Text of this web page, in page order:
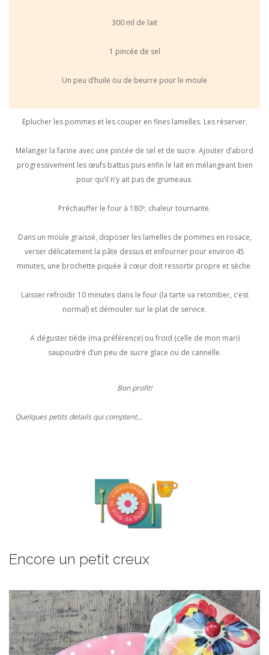
300 ml de lait
1 pincée de sel
Un peu d’huile ou de beurre pour le moule
Eplucher les pommes et les couper en fines lamelles. Les réserver.
Mélanger la farine avec une pincée de sel et de sucre. Ajouter d’abord
progressivement les œufs battus puis enfin le lait en mélangeant bien
pour qu’il n’y ait pas de grumeaux.
Préchauffer le four à 180º, chaleur tournante.
Dans un moule graissé, disposer les lamelles de pommes en rosace,
verser délicatement la pâte dessus et enfourner pour environ 45
minutes, une brochette piquée à cœur doit ressortir propre et sèche.
Laisser refroidir 10 minutes dans le four (la tarte va retomber, c’est
normal) et démouler sur le plat de service.
A déguster tiède (ma préférence) ou froid (celle de mon mari)
saupoudré d’un peu de sucre glace ou de cannelle.
Bon profit!
Quelques petits details qui comptent…
Encore un petit creux